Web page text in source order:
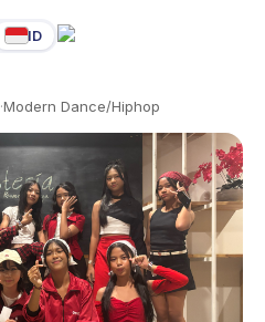
ID
·Modern Dance/Hiphop